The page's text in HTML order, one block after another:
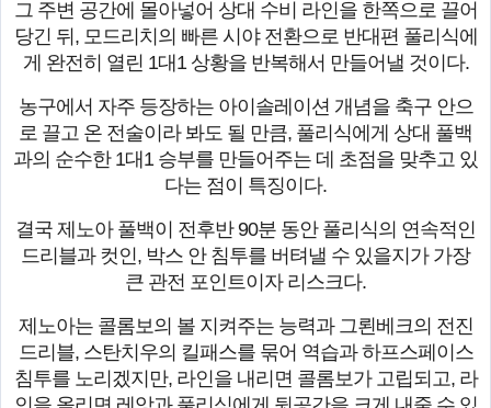
그 주변 공간에 몰아넣어 상대 수비 라인을 한쪽으로 끌어
당긴 뒤, 모드리치의 빠른 시야 전환으로 반대편 풀리식에
게 완전히 열린 1대1 상황을 반복해서 만들어낼 것이다.
농구에서 자주 등장하는 아이솔레이션 개념을 축구 안으
로 끌고 온 전술이라 봐도 될 만큼, 풀리식에게 상대 풀백
과의 순수한 1대1 승부를 만들어주는 데 초점을 맞추고 있
다는 점이 특징이다.
결국 제노아 풀백이 전후반 90분 동안 풀리식의 연속적인
드리블과 컷인, 박스 안 침투를 버텨낼 수 있을지가 가장
큰 관전 포인트이자 리스크다.
제노아는 콜롬보의 볼 지켜주는 능력과 그뢴베크의 전진
드리블, 스탄치우의 킬패스를 묶어 역습과 하프스페이스
침투를 노리겠지만, 라인을 내리면 콜롬보가 고립되고, 라